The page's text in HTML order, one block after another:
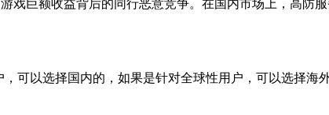
巨额收益背后的同行恶意竞争。在国内市场上，高防
以选择国内的，如果是针对全球性用户，可以选择海